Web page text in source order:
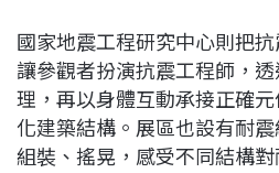
國家地震工程研究中心則把
讓參觀者扮演抗震工程師，
理，再以身體互動承接正確
化建築結構。展區也設有耐
組裝、搖晃，感受不同結構